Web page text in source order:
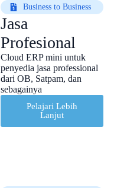
Business to Business
Jasa
Profesional
Cloud ERP mini untuk
penyedia jasa professional
dari OB, Satpam, dan
sebagainya
Pelajari Lebih
Lanjut